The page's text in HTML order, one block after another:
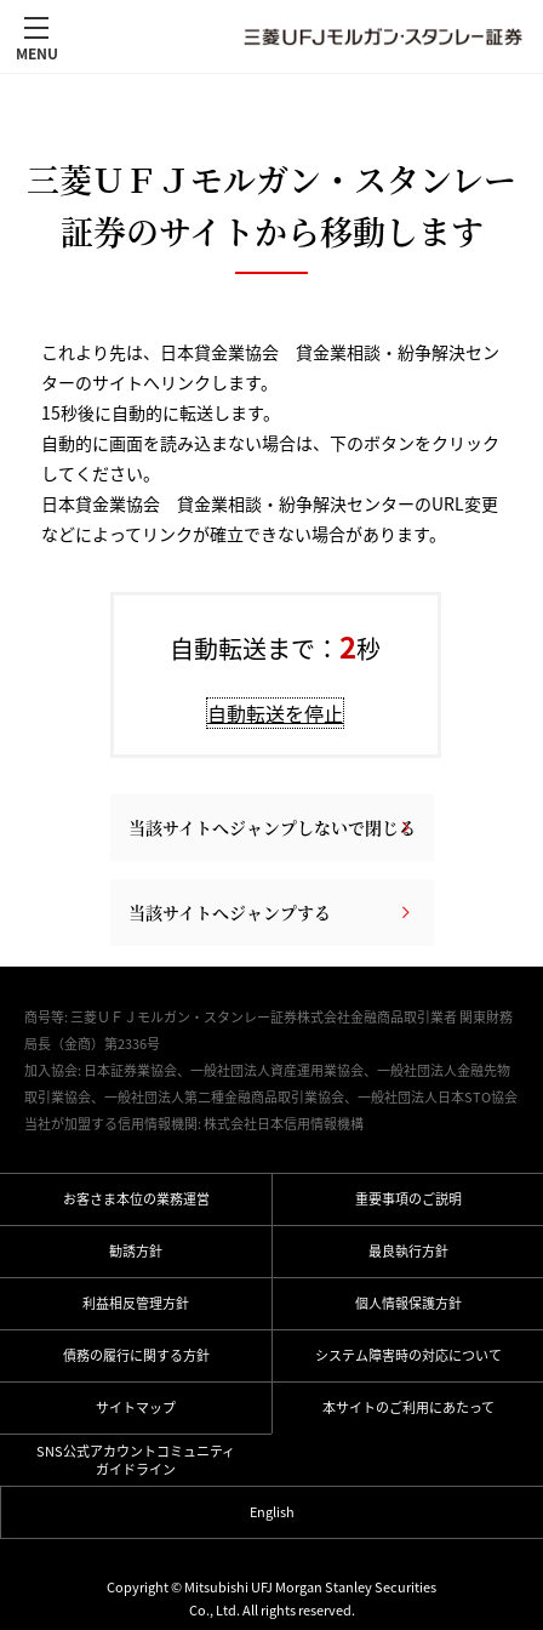
MENU
三菱ＵＦＪモルガン・スタンレー
証券のサイトから移動します
これより先は、 日本貸金業協会 貸金業相談・紛争解決セン
ターのサイトへリンクします。
15秒後に自動的に転送します。
自動的に画面を読み込まない場合は、下のボタンをクリック
してください。
日本貸金業協会 貸金業相談・紛争解決センターのURL変更
などによってリンクが確立できない場合があります。
自動転送まで： 1秒
自動転送を停止
当該サイトへジャンプしないで閉じる
当該サイトへジャンプする
商号等: 三菱ＵＦＪモルガン・スタンレー証券株式会社金融商品取引業者 関東財務
局長（金商）第2336号
加入協会: 日本証券業協会、一般社団法人資産運用業協会、一般社団法人金融先物
取引業協会、一般社団法人第二種金融商品取引業協会、一般社団法人日本STO協会
当社が加盟する信用情報機関: 株式会社日本信用情報機構
お客さま本位の業務運営 重要事項のご説明
勧誘方針 最良執行方針
利益相反管理方針 個人情報保護方針
債務の履行に関する方針 システム障害時の対応について
サイトマップ 本サイトのご利用にあたって
SNS公式アカウントコミュニティ
ガイドライン
English
Copyright © Mitsubishi UFJ Morgan Stanley Securities
Co., Ltd. All rights reserved.